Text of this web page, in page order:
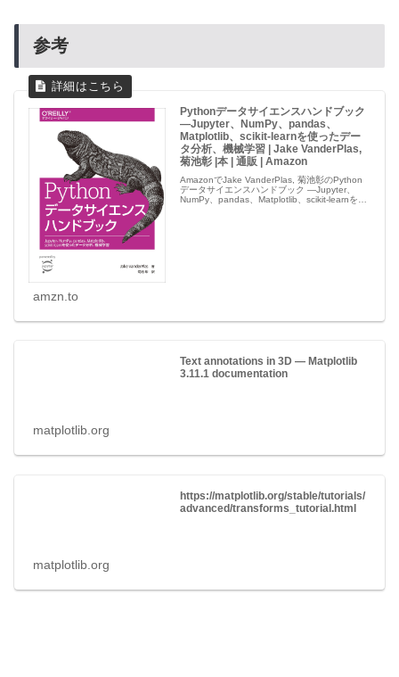
参考
Pythonデータサイエンスハンドブック
―Jupyter、NumPy、pandas、
Matplotlib、scikit-learnを使ったデー
タ分析、機械学習 | Jake VanderPlas,
菊池彰 |本 | 通販 | Amazon
AmazonでJake VanderPlas, 菊池彰のPython
データサイエンスハンドブック ―Jupyter、
NumPy、pandas、Matplotlib、scikit-learnを使
amzn.to
Text annotations in 3D — Matplotlib
3.11.1 documentation
matplotlib.org
https://matplotlib.org/stable/tutorials/
advanced/transforms_tutorial.html
matplotlib.org